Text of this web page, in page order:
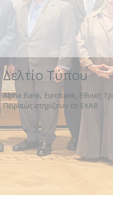
Δελτίο Τύπου
Alpha Bank, Eurobank, Εθνική
Πειραιώς στηρίζουν το ΕΚΑΒ